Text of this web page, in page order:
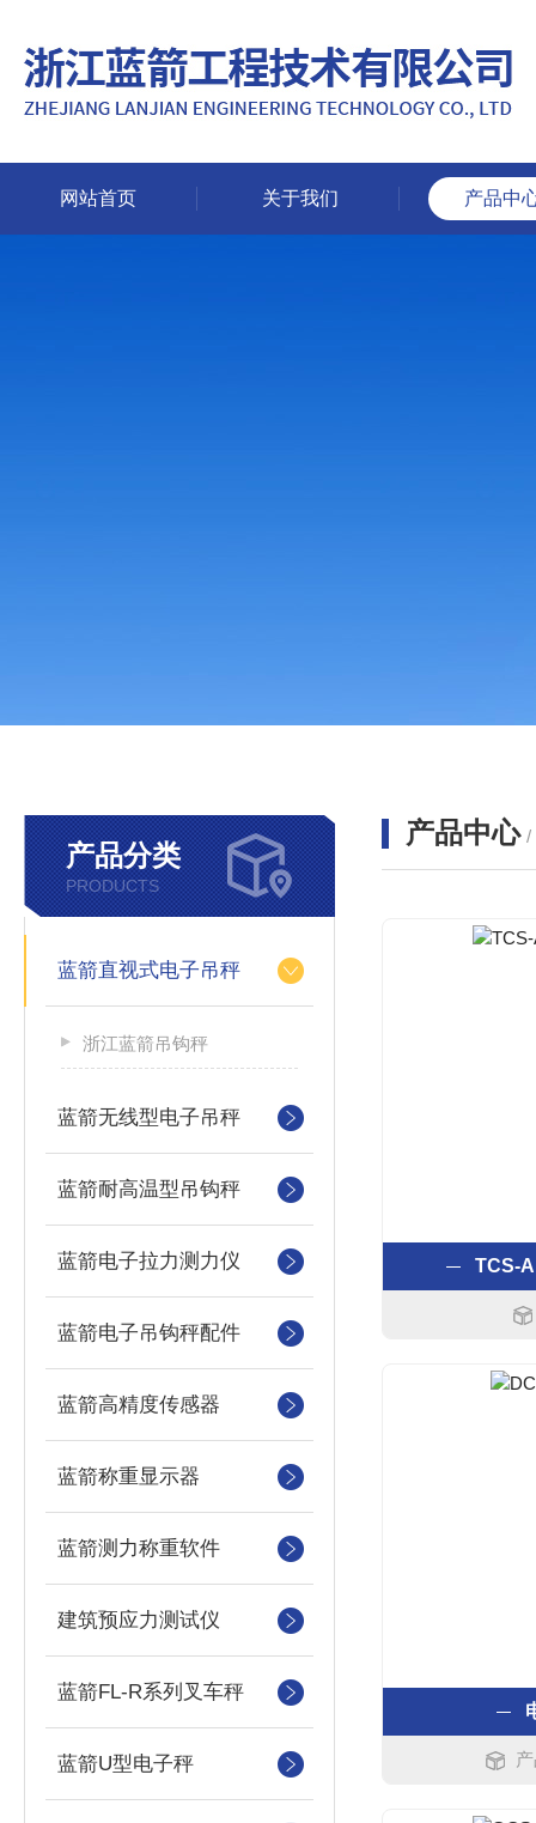
网站首页 关于我们 产品中
产品分类
PRODUCTS
蓝箭直视式电子吊秤
浙江蓝箭吊钩秤
蓝箭无线型电子吊秤
蓝箭耐高温型吊钩秤
蓝箭电子拉力测力仪
蓝箭电子吊钩秤配件
蓝箭高精度传感器
蓝箭称重显示器
蓝箭测力称重软件
建筑预应力测试仪
蓝箭FL-R系列叉车秤
蓝箭U型电子秤
产品中心 /
TCS-